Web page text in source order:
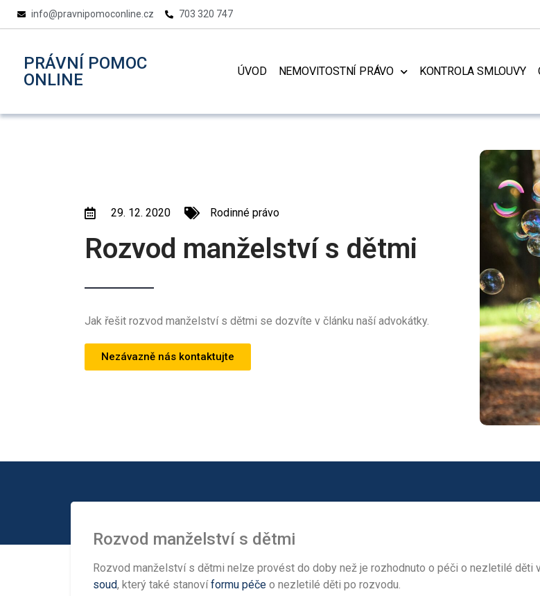
info@pravnipomoconline.cz 703 320 747
PRÁVNÍ POMOC
ONLINE
ÚVOD NEMOVITOSTNÍ PRÁVO KONTROLA SMLOUVY
29. 12. 2020 Rodinné právo
Rozvod manželství s dětmi
Jak řešit rozvod manželství s dětmi se dozvíte v článku naší advokátky.
Nezávazně nás kontaktujte
Rozvod manželství s dětmi
Rozvod manželství s dětmi nelze provést do doby než je rozhodnuto o péči o nezletilé děti
soud, který také stanovíformu péče o nezletilé děti po rozvodu.